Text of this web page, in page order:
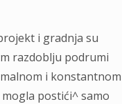
i gradnja su
razdoblju podrumi
i konstantnom
postići^ samo